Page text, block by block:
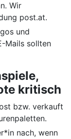
Wir
post.at.
und
Mails sollten
kritisch
bzw. verkauft
nach, wenn